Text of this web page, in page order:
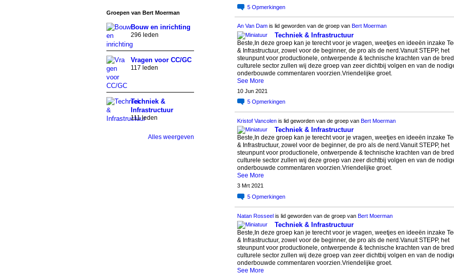
Groepen van Bert Moerman
Bouw en inrichting
296 leden
Vragen voor CC/GC
117 leden
Techniek &
Infrastructuur
111 leden
Alles weergeven
5 Opmerkingen
An Van Damis lid geworden van de groep van Bert Moerman
Techniek & Infrastructuur
Beste,In deze groep kan je terecht voor je vragen, weetjes en ideeën inzake
& Infrastructuur, zowel voor de beginner, de pro als de nerd.Vanuit STEPP, het
steunpunt voor productionele, ontwerpende & technische krachten van de
culturele sector zullen wij deze groep van zeer dichtbij volgen en van de
onderbouwde commentaren voorzien.Vriendelijke groet.
See More
10 Jun 2021
5 Opmerkingen
Kristof Vancolenis lid geworden van de groep van Bert Moerman
Techniek & Infrastructuur
Beste,In deze groep kan je terecht voor je vragen, weetjes en ideeën inzake
& Infrastructuur, zowel voor de beginner, de pro als de nerd.Vanuit STEPP, het
steunpunt voor productionele, ontwerpende & technische krachten van de
culturele sector zullen wij deze groep van zeer dichtbij volgen en van de
onderbouwde commentaren voorzien.Vriendelijke groet.
See More
3 Mrt 2021
5 Opmerkingen
Natan Rosseelis lid geworden van de groep van Bert Moerman
Techniek & Infrastructuur
Beste,In deze groep kan je terecht voor je vragen, weetjes en ideeën inzake
& Infrastructuur, zowel voor de beginner, de pro als de nerd.Vanuit STEPP, het
steunpunt voor productionele, ontwerpende & technische krachten van de
culturele sector zullen wij deze groep van zeer dichtbij volgen en van de
onderbouwde commentaren voorzien.Vriendelijke groet.
See More